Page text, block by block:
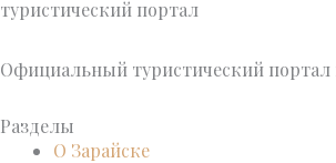
туристический портал
Официальный туристический портал
Разделы
О Зарайске